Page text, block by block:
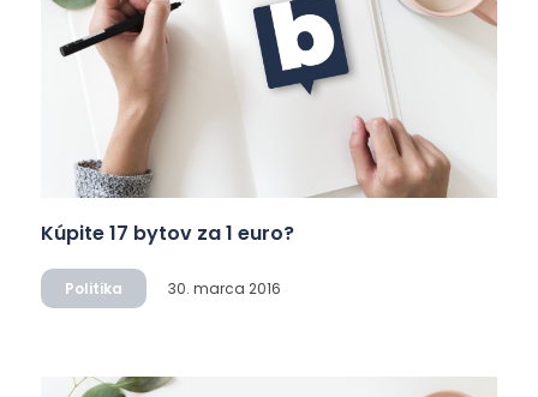
Kúpite 17 bytov za 1 euro?
Politika 30. marca 2016